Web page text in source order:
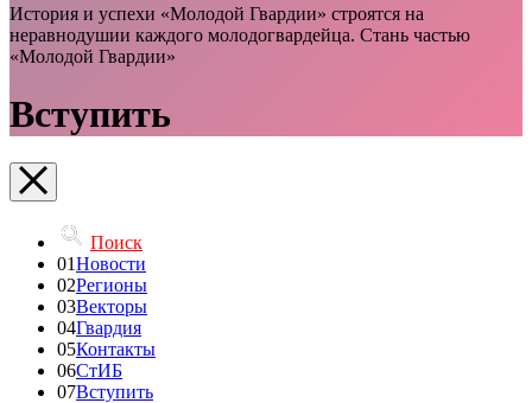
История и успехи «Молодой Гвардии» строятся на
неравнодушии каждого молодогвардейца. Стань частью
«Молодой Гвардии»
Вступить
Поиск
01Новости
02Регионы
03Векторы
04Гвардия
05Контакты
06СтИБ
07Вступить